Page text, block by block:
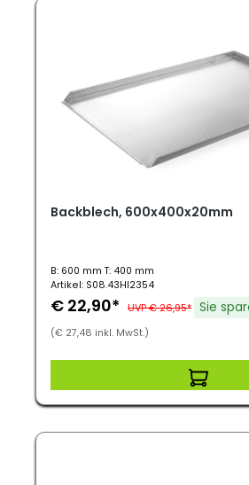
Backblech, 600x400x20mm
B: 600 mm T: 400 mm
Artikel: S08.43HI2354
€ 22,90* UVP € 26,95* Sie
(€ 27,48 inkl. MwSt.)